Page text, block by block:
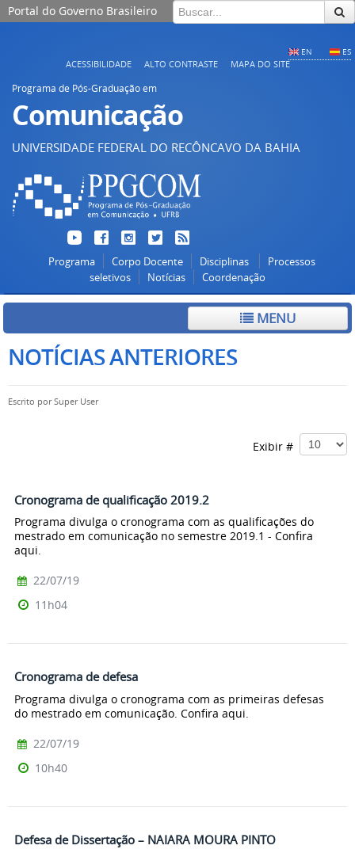
Portal do Governo Brasileiro
EN ES
ACESSIBILIDADE ALTO CONTRASTE MAPA DO SITE
Programa de Pós-Graduação em
Comunicação
UNIVERSIDADE FEDERAL DO RECÔNCAVO DA BAHIA
Programa Corpo Docente Disciplinas
Processos
seletivos
Notícias Coordenação
MENU
NOTÍCIAS ANTERIORES
Escrito porSuper User
Exibir #
Cronograma de qualificação 2019.2
Programa divulga o cronograma com as qualificações do
mestrado em comunicação no semestre 2019.1 - Confira
aqui.
22/07/19
11h04
Cronograma de defesa
Programa divulga o cronograma com as primeiras defesas
do mestrado em comunicação. Confira aqui.
22/07/19
10h40
Defesa de Dissertação – NAIARA MOURA PINTO